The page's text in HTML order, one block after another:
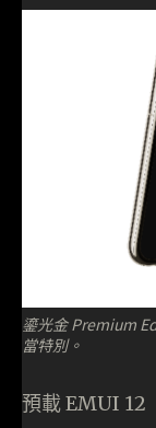
鎏光金 Premium
當特別。
預載 EMUI 12